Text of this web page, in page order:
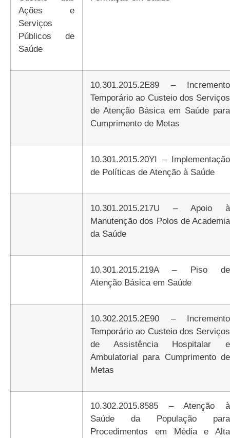
Ações e
Serviços
Públicos de
Saúde
10.301.2015.2E89 – Incremento
Temporário ao Custeio dos Serviços
de Atenção Básica em Saúde para
Cumprimento de Metas
10.301.2015.20YI – Implementação
de Políticas de Atenção à Saúde
10.301.2015.217U – Apoio à
Manutenção dos Polos de Academia
da Saúde
10.301.2015.219A – Piso de
Atenção Básica em Saúde
10.302.2015.2E90 – Incremento
Temporário ao Custeio dos Serviços
de Assistência Hospitalar e
Ambulatorial para Cumprimento de
Metas
10.302.2015.8585 – Atenção à
Saúde da População para
Procedimentos em Média e Alta